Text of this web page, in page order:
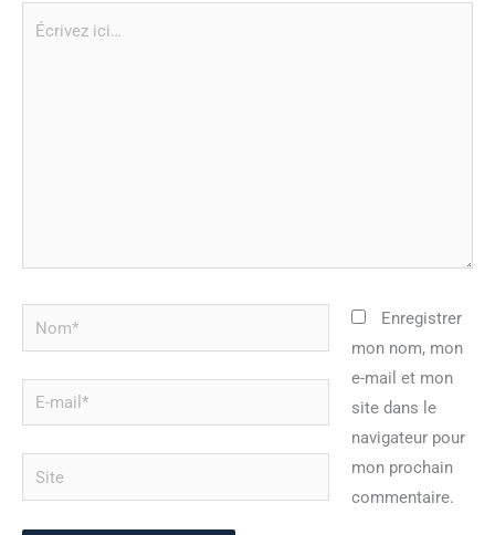
Nom*
mail*
Site
Enregistrer
mon nom, mon
e-mail et mon
site dans le
navigateur pour
mon prochain
commentaire.